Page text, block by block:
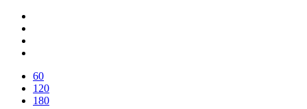
60
120
180